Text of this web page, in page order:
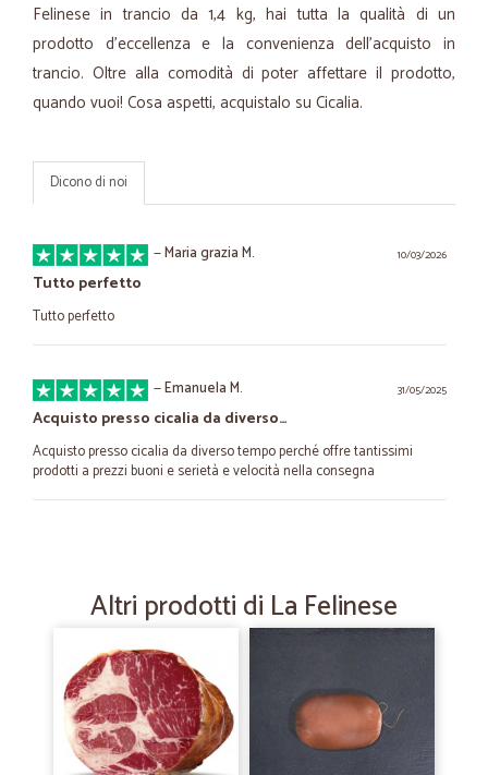
Felinese in trancio da 1,4 kg, hai tutta la qualità di un
prodotto d’eccellenza e la convenienza dell’acquisto in
trancio. Oltre alla comodità di poter affettare il prodotto,
quando vuoi! Cosa aspetti, acquistalo su Cicalia.
Dicono di noi
10/03/2026
—Maria grazia M.
Tutto perfetto
Tutto perfetto
31/05/2025
—Emanuela M.
Acquisto presso cicalia da diverso…
Acquisto presso cicalia da diverso tempo perché offre tantissimi
prodotti a prezzi buoni e serietà e velocità nella consegna
Consegna puntuale, prodotti buonissimi e non sempre reperibili nei
—Fabio B.
Mi ha soddisfatto il vostro sistema di…
Mi ha soddisfatto il vostro sistema di vendita online.
Altri prodotti di La Felinese